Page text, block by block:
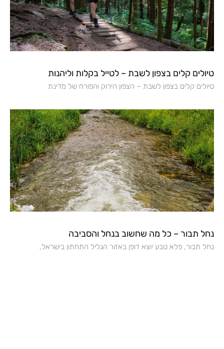
טיולים קלים בצפון לשבת – לטייל בקלות וליהנות
טיולים קלים בצפון לשבת – הצפון הירוק והפורח של מדינת
נחל תבור – כל מה שחשוב בנחל והסביבה
נחל תבור, פלא טבע יוצא דופן באזור הגליל התחתון בישראל,